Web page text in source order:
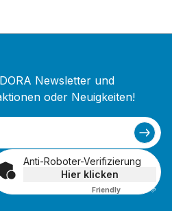
Newsletter und
oder Neuigkeiten!
Anti-Roboter-Verifizierung
Hier klicken
Friendly Captcha ⇗